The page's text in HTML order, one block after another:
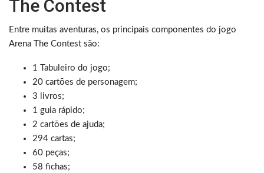
The Contest
Entre muitas aventuras, os principais componentes do jogo
Arena The Contest são:
1 Tabuleiro do jogo;
20 cartões de personagem;
3 livros;
1 guia rápido;
2 cartões de ajuda;
294 cartas;
60 peças;
58 fichas;